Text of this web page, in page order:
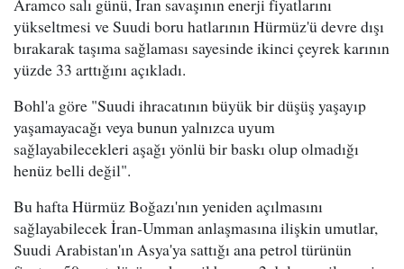
Aramco salı günü, İran savaşının enerji fiyatlarını
yükseltmesi ve Suudi boru hatlarının Hürmüz'ü devre dışı
bırakarak taşıma sağlaması sayesinde ikinci çeyrek karının
yüzde 33 arttığını açıkladı.
Bohl'a göre "Suudi ihracatının büyük bir düşüş yaşayıp
yaşamayacağı veya bunun yalnızca uyum
sağlayabilecekleri aşağı yönlü bir baskı olup olmadığı
henüz belli değil".
Bu hafta Hürmüz Boğazı'nın yeniden açılmasını
sağlayabilecek İran-Umman anlaşmasına ilişkin umutlar,
Suudi Arabistan'ın Asya'ya sattığı ana petrol türünün